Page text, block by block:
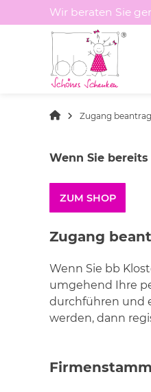
Sie
Wir beraten Sie
Zugang
Wenn Sie
ZUM SHOP
Zugang
Wenn Sie bb
umgehend Ihre
durchführen und
werden, dann